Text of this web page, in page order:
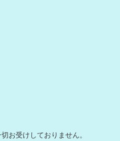
お受けしておりません。